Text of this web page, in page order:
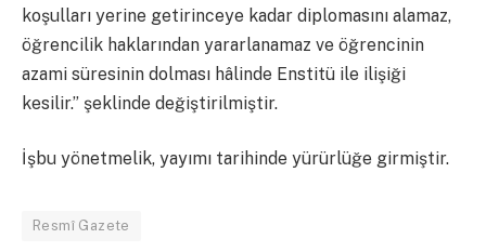
koşulları yerine getirinceye kadar diplomasını alamaz,
öğrencilik haklarından yararlanamaz ve öğrencinin
azami süresinin dolması hâlinde Enstitü ile ilişiği
kesilir.” şeklinde değiştirilmiştir.
İşbu yönetmelik, yayımı tarihinde yürürlüğe girmiştir.
Resmî Gazete